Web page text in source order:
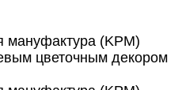
(KPM)
цветочным декором